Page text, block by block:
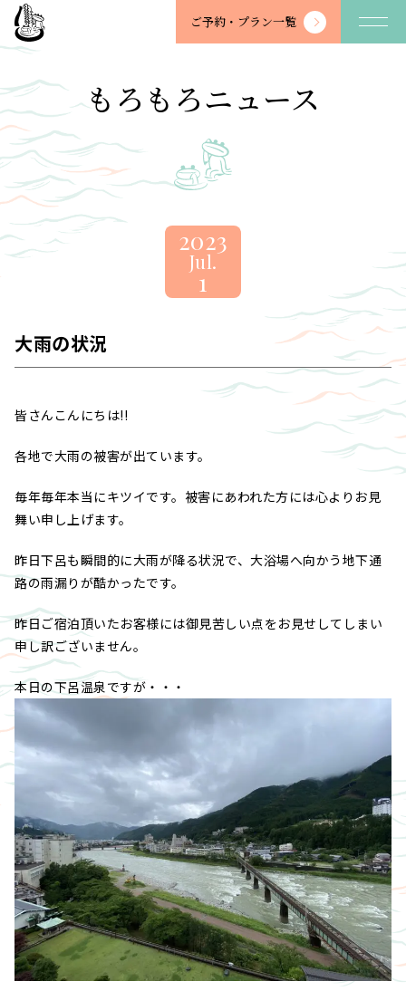
望
川
-
BOSENKAN
ご予約・ プラン一覧
もろもろニュース
2023
Jul.
1
大雨の状況
皆さんこんにちは!!
各地で大雨の被害が出ています。
毎年毎年本当にキツイです。被害にあわれた方には心よりお見
舞い申し上げます。
昨日下呂も瞬間的に大雨が降る状況で、大浴場へ向かう地下通
路の雨漏りが酷かったです。
昨日ご宿泊頂いたお客様には御見苦しい点をお見せしてしまい
申し訳ございません。
本日の下呂温泉ですが・・・